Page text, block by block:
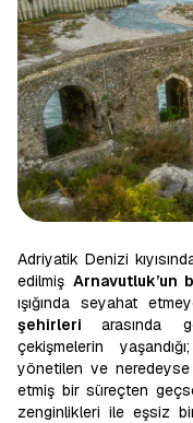
Adriyatik Denizi
edilmiş Arnavutluk’un
ışığında seyahat
şehirleriarasında
çekişmelerin
yönetilen ve neredeyse
etmiş bir süreçten
zenginlikleri ile eşsiz